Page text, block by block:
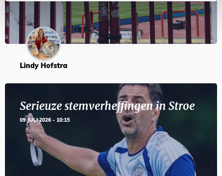
Lindy Hofstra
Serieuze stemverheffingen in Stroe
09 JULI 2026 - 10:15